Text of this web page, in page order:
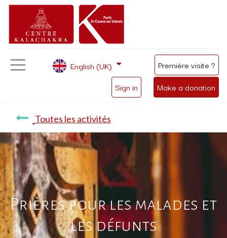
Sign in Make a donation
English (UK) Première visite ?
Toutes les activités
Prières pour les malades et
les défunts